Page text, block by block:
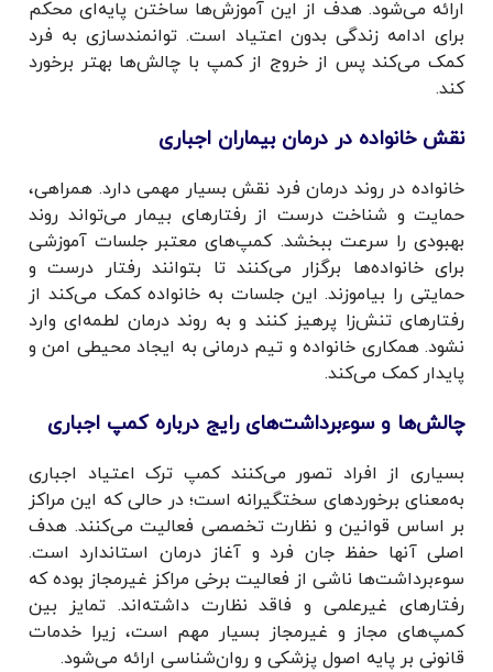
ارائه می‌شود. هدف از این آموزش‌ها ساختن پایه‌ای محکم
برای ادامه زندگی بدون اعتیاد است. توانمندسازی به فرد
کمک می‌کند پس از خروج از کمپ با چالش‌ها بهتر برخورد
کند.
نقش خانواده در درمان بیماران اجباری
خانواده در روند درمان فرد نقش بسیار مهمی دارد. همراهی،
حمایت و شناخت درست از رفتارهای بیمار می‌تواند روند
بهبودی را سرعت ببخشد. کمپ‌های معتبر جلسات آموزشی
برای خانواده‌ها برگزار می‌کنند تا بتوانند رفتار درست و
حمایتی را بیاموزند. این جلسات به خانواده کمک می‌کند از
رفتارهای تنش‌زا پرهیز کنند و به روند درمان لطمه‌ای وارد
نشود. همکاری خانواده و تیم درمانی به ایجاد محیطی امن و
پایدار کمک می‌کند.
چالش‌ها و سوءبرداشت‌های رایج درباره کمپ اجباری
بسیاری از افراد تصور می‌کنند کمپ ترک اعتیاد اجباری
به‌معنای برخوردهای سختگیرانه است؛ در حالی که این مراکز
بر اساس قوانین و نظارت تخصصی فعالیت می‌کنند. هدف
اصلی آنها حفظ جان فرد و آغاز درمان استاندارد است.
سوءبرداشت‌ها ناشی از فعالیت برخی مراکز غیرمجاز بوده که
رفتارهای غیرعلمی و فاقد نظارت داشته‌اند. تمایز بین
کمپ‌های مجاز و غیرمجاز بسیار مهم است، زیرا خدمات
قانونی بر پایه اصول پزشکی و روان‌شناسی ارائه می‌شود.